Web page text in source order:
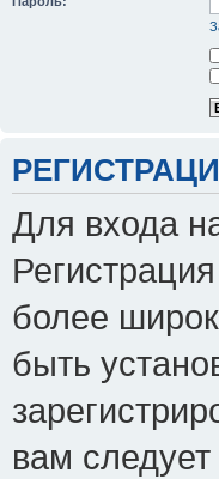
Для входа
более
быть
вам